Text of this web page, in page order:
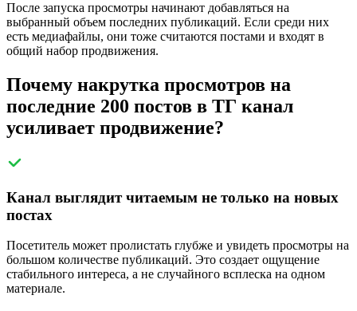
После запуска просмотры начинают добавляться на
выбранный объем последних публикаций. Если среди них
есть медиафайлы, они тоже считаются постами и входят в
общий набор продвижения.
Почему накрутка просмотров на
последние 200 постов в ТГ канал
усиливает продвижение?
Канал выглядит читаемым не только на новых
постах
Посетитель может пролистать глубже и увидеть просмотры на
большом количестве публикаций. Это создает ощущение
стабильного интереса, а не случайного всплеска на одном
материале.